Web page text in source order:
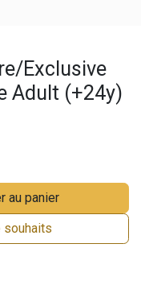
Exclusive
Adult (+24y)
au panier
souhaits